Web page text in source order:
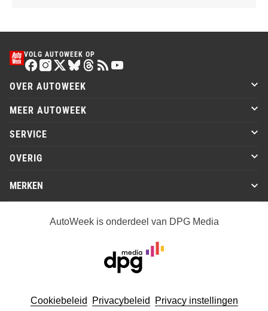
VOLG AUTOWEEK OP
OVER AUTOWEEK
MEER AUTOWEEK
SERVICE
OVERIG
MERKEN
AutoWeek is onderdeel van DPG Media
Cookiebeleid Privacybeleid Privacy instellingen